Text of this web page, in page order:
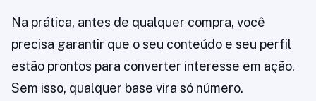
Na prática, antes de qualquer compra, você
precisa garantir que o seu conteúdo e seu perfil
estão prontos para converter interesse em ação.
Sem isso, qualquer base vira só número.